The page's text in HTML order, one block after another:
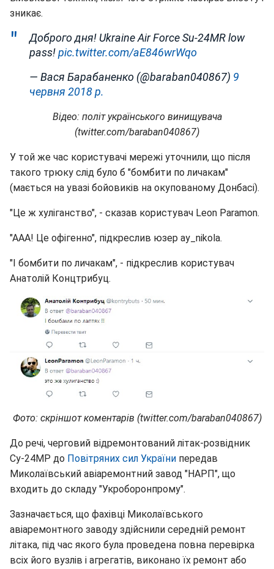
зникає.
Доброго дня! Ukraine Air Force Su-24MR low
pass!pic.twitter.com/aE846wrWqo
— Вася Барабаненко (@baraban040867) 9
червня 2018 р.
Відео: політ українського винищувача
(twitter.com/baraban040867)
У той же час користувачі мережі уточнили, що після
такого трюку слід було б "бомбити по личакам"
(мається на увазі бойовиків на окупованому Донбасі).
"Це ж хуліганство", - сказав користувач Leon Paramon.
"ААА! Це офігенно", підкреслив юзер ау_nikola.
"І бомбити по личакам", - підкреслив користувач
Анатолій Концтрибуц.
Фото: скріншот коментарів (twitter.com/baraban040867)
До речі, черговий відремонтований літак-розвідник
Су-24МР до Повітряних сил України передав
Миколаївський авіаремонтний завод "НАРП", що
входить до складу "Укроборонпрому".
Зазначається, що фахівці Миколаївського
авіаремонтного заводу здійснили середній ремонт
літака, під час якого була проведена повна перевірка
всіх його вузлів і агрегатів, виконано їх ремонт або